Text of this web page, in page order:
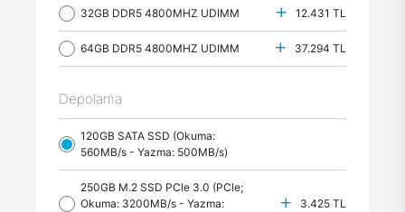
32GB DDR5 4800MHZ UDIMM 12.431 TL
64GB DDR5 4800MHZ UDIMM 37.294 TL
Depolama
120GB SATA SSD (Okuma:
560MB/s - Yazma: 500MB/s)
250GB M.2 SSD PCle 3.0 (PCle;
Okuma: 3200MB/s - Yazma:
3.425 TL